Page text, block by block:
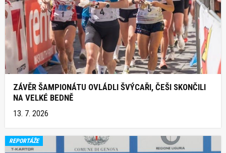
ZÁVĚR ŠAMPIONÁTU OVLÁDLI ŠVÝCAŘI, ČEŠI SKONČILI
NA VELKÉ BEDNĚ
13. 7. 2026
REPORTÁŽE